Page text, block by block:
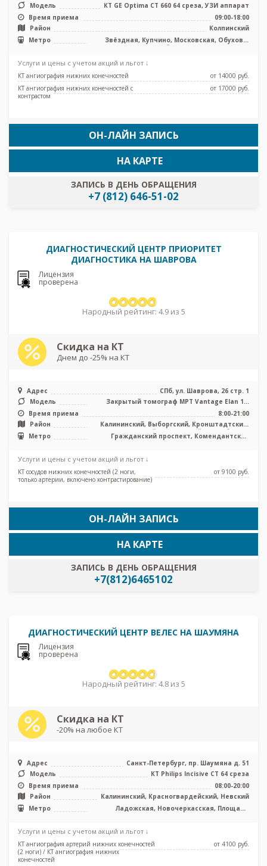
Модель
КТ GE Optima CT 660 64 среза, УЗИ аппарат
Время приема
09:00-18:00
Район
Колпинский
Метро
Звёздная, Купчино, Московская, Обухово,
Рыбацкое, Проспект Славы
Услуги и цены с учетом акций и льгот ↓
КТ ангиография нижних конечностей
от 14000 pуб.
КТ ангиография нижних конечностей с
контрастом
от 17000 pуб.
ОН-ЛАЙН ЗАПИСЬ
ЗАПИСЬ В ДЕНЬ ОБРАЩЕНИЯ
+7 (812) 646-51-02
НА КАРТЕ
ДИАГНОСТИЧЕСКИЙ ЦЕНТР ПРИОРИТЕТ
ДИАГНОСТИКА НА ШАВРОВА
Лицензия
проверена
Народный рейтинг: 4.9 из 5
Скидка на КТ
Днем до -25% на КТ
Адрес
СПб, ул. Шаврова, 26 стр. 1
Модель
Закрытый томограф МРТ Vantage Elan 1,5
Время приема
8:00-21:00
Район
Калининский, Выборгский, Кронштадтский,
Курортный, Приморский, Лен. область
Метро
Гражданский проспект, Комендантский
Услуги и цены с учетом акций и льгот ↓
КТ сосудов нижних конечностей (2 ноги,
только артерии, включено контрастирование)
от 9100 pуб.
ОН-ЛАЙН ЗАПИСЬ
ЗАПИСЬ В ДЕНЬ ОБРАЩЕНИЯ
+7(812)6465102
НА КАРТЕ
ДИАГНОСТИЧЕСКИЙ ЦЕНТР ВЕЛЕС НА ШАУМЯНА
Лицензия
проверена
Народный рейтинг: 4.8 из 5
Скидка на КТ
-20% на любое КТ
Адрес
Санкт-Петербург, пр. Шаумяна д. 51
Модель
КТ Philips Incisive CT 64 среза
Время приема
08:00-20:00
Район
Калининский, Красногвардейский, Невский
Метро
Ладожская, Новочеркасская, Площадь
Услуги и цены с учетом акций и льгот ↓
КТ ангиография артерий нижних конечностей
(2 ноги) / КТ ангиография нижних
конечностей
от 4100 pуб.